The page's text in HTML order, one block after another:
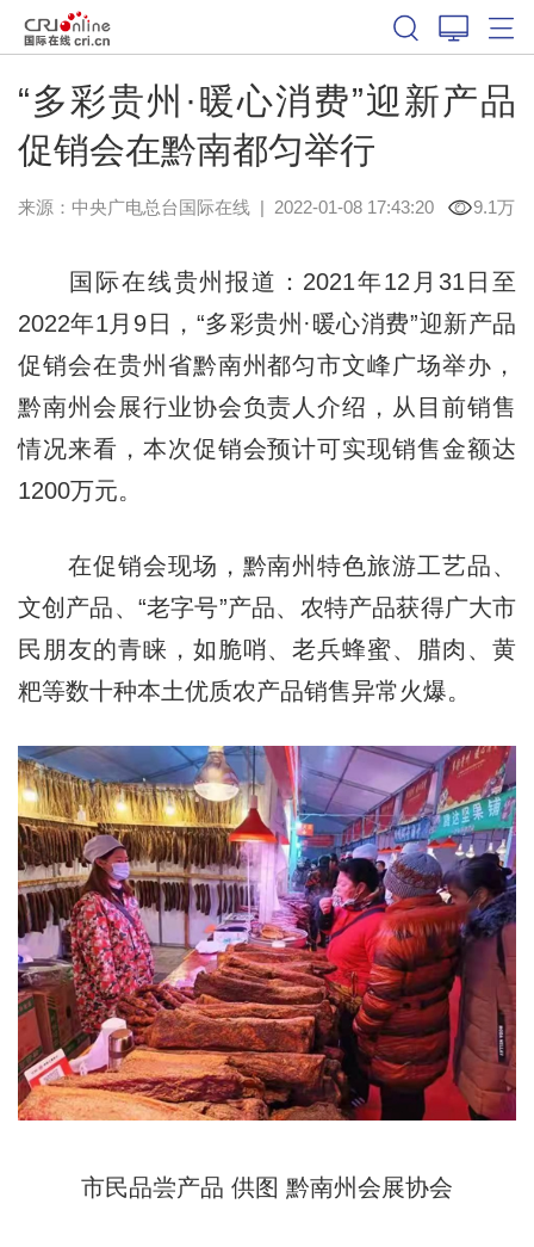
“多彩贵州·暖心消费”迎新产品
促销会在黔南都匀举行
来源：中央广电总台国际在线| 2022-01-08 17:43:20 9.1万
国际在线贵州报道：2021年12月31日至
2022年1月9日，“多彩贵州·暖心消费”迎新产品
促销会在贵州省黔南州都匀市文峰广场举办，
黔南州会展行业协会负责人介绍，从目前销售
情况来看，本次促销会预计可实现销售金额达
1200万元。
在促销会现场，黔南州特色旅游工艺品、
文创产品、“老字号”产品、农特产品获得广大市
民朋友的青睐，如脆哨、老兵蜂蜜、腊肉、黄
粑等数十种本土优质农产品销售异常火爆。
市民品尝产品 供图 黔南州会展协会